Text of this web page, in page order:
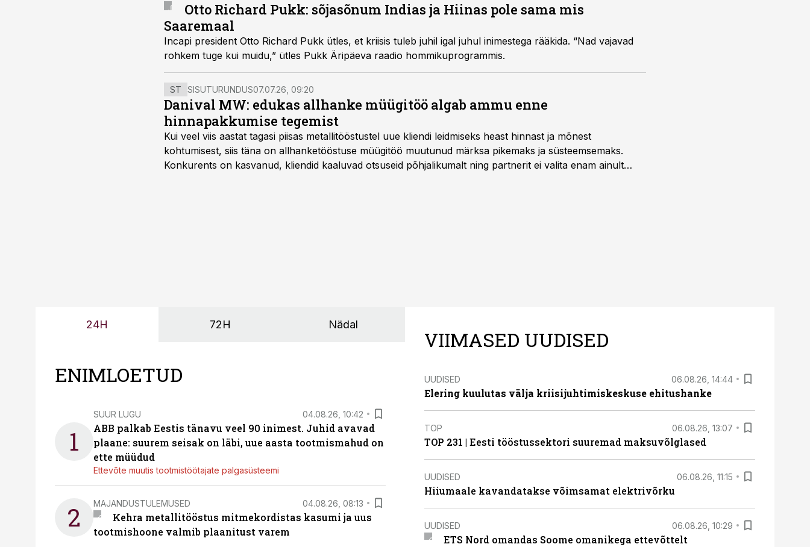
Otto Richard Pukk: sõjasõnum Indias ja Hiinas pole sama mis
Saaremaal
Incapi president Otto Richard Pukk ütles, et kriisis tuleb juhil igal juhul inimestega rääkida. “Nad vajavad
rohkem tuge kui muidu,” ütles Pukk Äripäeva raadio hommikuprogrammis.
ST SISUTURUNDUS07.07.26, 09:20
Danival MW: edukas allhanke müügitöö algab ammu enne
hinnapakkumise tegemist
Kui veel viis aastat tagasi piisas metallitööstustel uue kliendi leidmiseks heast hinnast ja mõnest
kohtumisest, siis täna on allhanketööstuse müügitöö muutunud märksa pikemaks ja süsteemsemaks.
Konkurents on kasvanud, kliendid kaaluvad otsuseid põhjalikumalt ning partnerit ei valita enam ainult
24H 72H Nädal
ENIMLOETUD
1
SUUR LUGU 04.08.26, 10:42
ABB palkab Eestis tänavu veel 90 inimest. Juhid avavad
plaane: suurem seisak on läbi, uue aasta tootmismahud on
ette müüdud
Ettevõte muutis tootmistöötajate palgasüsteemi
2 MAJANDUSTULEMUSED 04.08.26, 08:13
Kehra metallitööstus mitmekordistas kasumi ja uus
tootmishoone valmib plaanitust varem
VIIMASED UUDISED
UUDISED 06.08.26, 14:44
Elering kuulutas välja kriisijuhtimiskeskuse ehitushanke
TOP 06.08.26, 13:07
TOP 231 | Eesti tööstussektori suuremad maksuvõlglased
UUDISED 06.08.26, 11:15
Hiiumaale kavandatakse võimsamat elektrivõrku
UUDISED 06.08.26, 10:29
ETS Nord omandas Soome omanikega ettevõttelt